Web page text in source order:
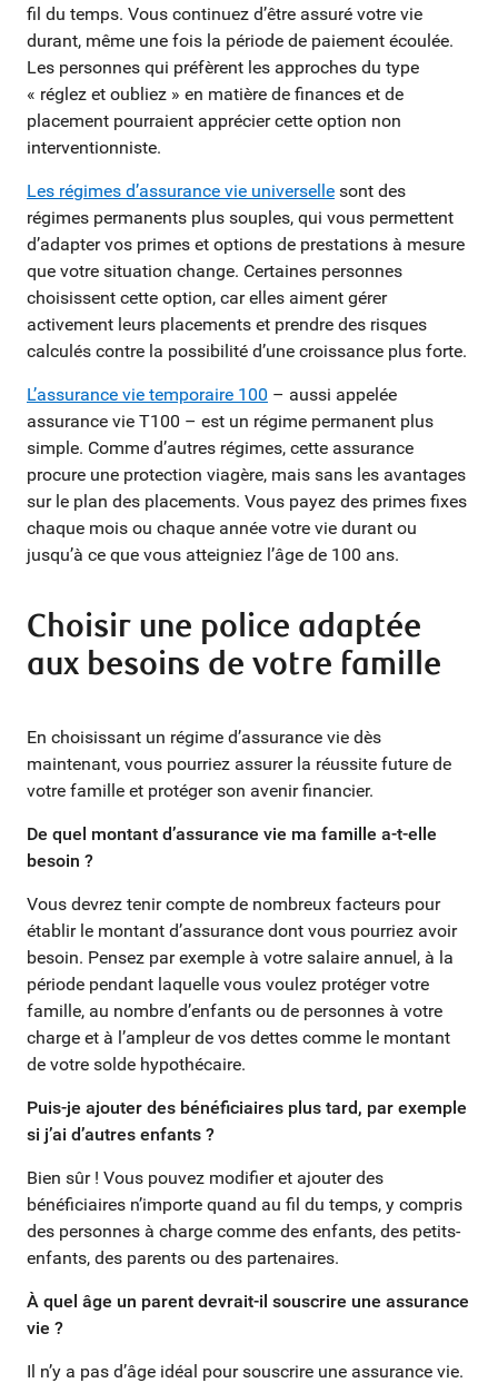
fil du temps. Vous continuez d’être assuré votre vie
durant, même une fois la période de paiement écoulée.
Les personnes qui préfèrent les approches du type
« réglez et oubliez » en matière de finances et de
placement pourraient apprécier cette option non
interventionniste.
Les régimes d’assurance vie universelle sont des
régimes permanents plus souples, qui vous permettent
d’adapter vos primes et options de prestations à mesure
que votre situation change. Certaines personnes
choisissent cette option, car elles aiment gérer
activement leurs placements et prendre des risques
calculés contre la possibilité d’une croissance plus forte.
L’assurance vie temporaire 100 – aussi appelée
assurance vie T100 – est un régime permanent plus
simple. Comme d’autres régimes, cette assurance
procure une protection viagère, mais sans les avantages
sur le plan des placements. Vous payez des primes fixes
chaque mois ou chaque année votre vie durant ou
jusqu’à ce que vous atteigniez l’âge de 100 ans.
Choisir une police adaptée
aux besoins de votre famille
En choisissant un régime d’assurance vie dès
maintenant, vous pourriez assurer la réussite future de
votre famille et protéger son avenir financier.
De quel montant d’assurance vie ma famille a-t-elle
besoin ?
Vous devrez tenir compte de nombreux facteurs pour
établir le montant d’assurance dont vous pourriez avoir
besoin. Pensez par exemple à votre salaire annuel, à la
période pendant laquelle vous voulez protéger votre
famille, au nombre d’enfants ou de personnes à votre
charge et à l’ampleur de vos dettes comme le montant
de votre solde hypothécaire.
Puis-je ajouter des bénéficiaires plus tard, par exemple
si j’ai d’autres enfants ?
Bien sûr ! Vous pouvez modifier et ajouter des
bénéficiaires n’importe quand au fil du temps, y compris
des personnes à charge comme des enfants, des petits-
enfants, des parents ou des partenaires.
À quel âge un parent devrait-il souscrire une assurance
vie ?
Il n’y a pas d’âge idéal pour souscrire une assurance vie.